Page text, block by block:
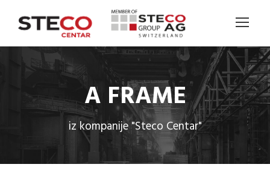
A FRAME
iz kompanije "Steco Centar"